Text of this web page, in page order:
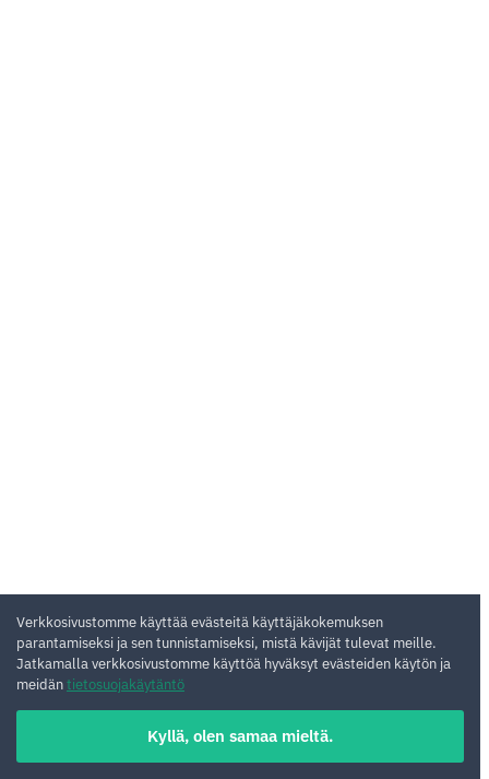
Verkkosivustomme käyttää evästeitä käyttäjäkokemuksen
parantamiseksi ja sen tunnistamiseksi, mistä kävijät tulevat meille.
Jatkamalla verkkosivustomme käyttöä hyväksyt evästeiden käytön ja
meidäntietosuojakäytäntö
Kyllä, olen samaa mieltä.